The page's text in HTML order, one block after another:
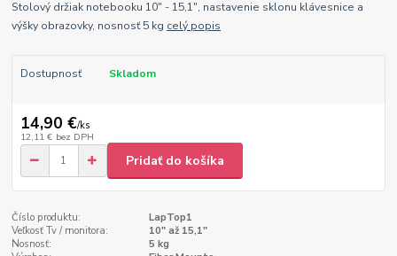
Stolový držiak notebooku 10" - 15,1", nastavenie sklonu klávesnice a
výšky obrazovky, nosnosť 5 kg celý popis
Dostupnosť Skladom
14,90 €/ks
12,11 € bez DPH
Pridať do košíka
Číslo produktu:
LapTop1
Veľkosť Tv / monitora:
10" až 15,1"
Nosnosť:
5 kg